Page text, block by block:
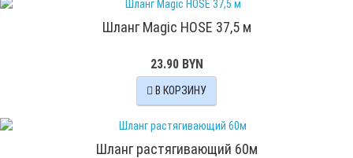
Шланг Magic HOSE 37,5 м
23.90 BYN
В КОРЗИНУ
Шланг растягивающий 60м